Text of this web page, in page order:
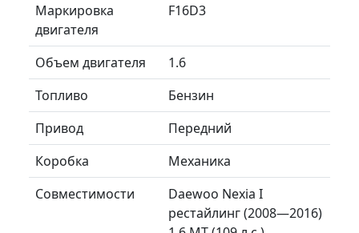
Маркировка
двигателя
F16D3
Объем двигателя
1.6
Топливо
Бензин
Привод
Передний
Коробка
Механика
Совместимости
Daewoo Nexia I
рестайлинг (2008—2016)